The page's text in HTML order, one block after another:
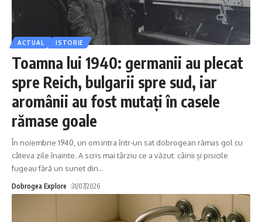
ACTUAL ISTORIE
Toamna lui 1940: germanii au plecat
spre Reich, bulgarii spre sud, iar
aromânii au fost mutați în casele
rămase goale
În noiembrie 1940, un om intra într-un sat dobrogean rămas gol cu
câteva zile înainte. A scris mai târziu ce a văzut: câinii și pisicile
fugeau fără un sunet din…
Dobrogea Explore 31/07/2026